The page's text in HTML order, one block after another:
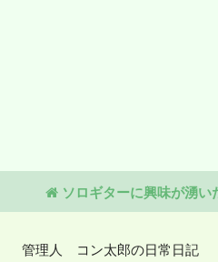
ソロギターに興味が湧
管理人 コン太郎の日常日記